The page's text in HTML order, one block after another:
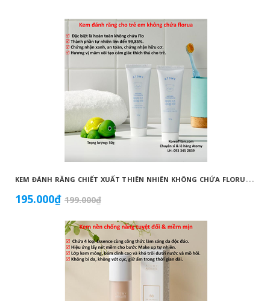
K
EM ĐÁNH RĂNG CHIẾT XUẤT THIÊN NHIÊN KHÔNG CHỨA FLORUA AN TOÀN DÀNH CHO TRẺ EM ( 50G) - ATOMY KID NATURAL TOOTHPASTE (NON FLUORIDE) - 애터미 키즈 내추럴 치약 - НАТУРАЛЬНАЯ ДЕТСКАЯ ЗУБНАЯ ПАСТА ATOMY
195.000₫ 199.000₫